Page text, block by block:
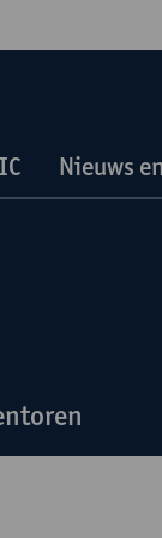
Nieuws